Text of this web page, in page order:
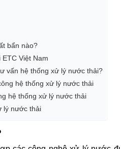
bẩn nào?
Việt Nam
vấn hệ thống xử lý nước thải?
hệ thống xử lý nước thải
hệ thống xử lý nước thải
lý nước thải